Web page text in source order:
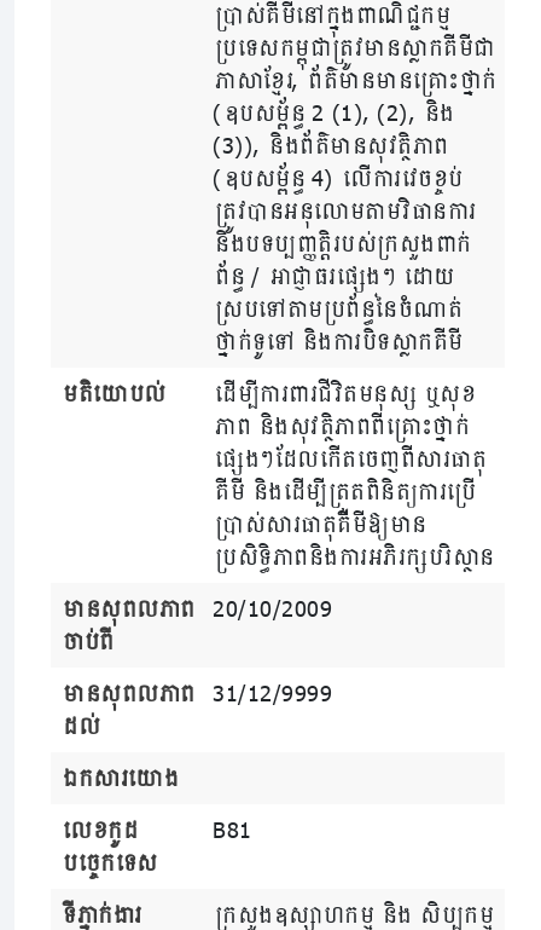
ប្រាស់គីមី​នៅក្នុងពាណិជ្ជកម្ម
ប្រទេសកម្ពុជាត្រូវមានស្លាកគីមីជា
ភាសាខ្មែរ, ព័ត៌មានមានគ្រោះថ្នាក់
(ឧបសម្ព័ន្ធ 2 (1), (2), និង
(3)), និងព័ត៌មានសុវត្ថិភាព
(ឧបសម្ព័ន្ធ 4) លើការវេចខ្ចប់
ត្រូវបានអនុលោមតាមវិធានការ
និងបទប្បញ្ញត្តិរបស់ក្រសួងពាក់
ព័ន្ធ / អាជ្ញាធរផ្សេងៗ ដោយ
ស្របទៅតាមប្រព័ន្ធនៃចំណាត់
ថ្នាក់ទូទៅ និងការបិទស្លាកគីមី
មតិយោបល់
ដើម្បីការពារជីវិតមនុស្ស ឬសុខ
ភាព និងសុវត្ថិភាពពីគ្រោះថ្នាក់
ផ្សេងៗដែលកើតចេញពីសារធាតុ
គីមី និងដើម្បីត្រួតពិនិត្យការប្រើ
ប្រាស់សារធាតុគីមីឱ្យមាន
ប្រសិទ្ធិភាពនិងការអភិរក្សបរិស្ថាន
មានសុពលភាព
ចាប់ពី
20/10/2009
មានសុពលភាព
ដល់
31/12/9999
ឯកសារយោង
លេខកូដ
បច្ចេកទេស
B81
ទីភ្នាក់ងារ
ក្រសួងឧស្សាហកម្ម និង សិប្បកម្ម